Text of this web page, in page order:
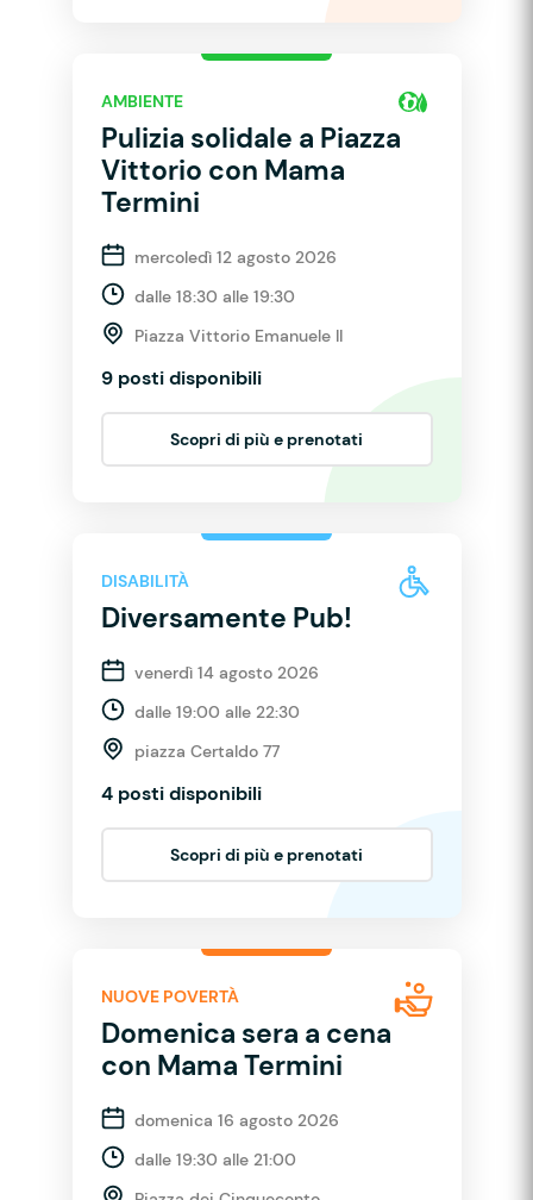
AMBIENTE
Pulizia solidale a Piazza
Vittorio con Mama
Termini
mercoledì 12 agosto 2026
dalle 18:30 alle 19:30
Piazza Vittorio Emanuele II
9 posti disponibili
Scopri di più e prenotati
DISABILITÀ
Diversamente Pub!
venerdì 14 agosto 2026
dalle 19:00 alle 22:30
piazza Certaldo 77
4 posti disponibili
Scopri di più e prenotati
NUOVE POVERTÀ
Domenica sera a cena
con Mama Termini
domenica 16 agosto 2026
dalle 19:30 alle 21:00